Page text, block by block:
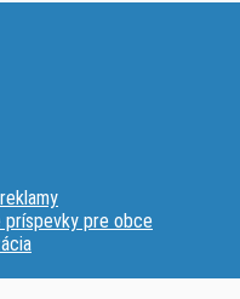
príspevky pre obce